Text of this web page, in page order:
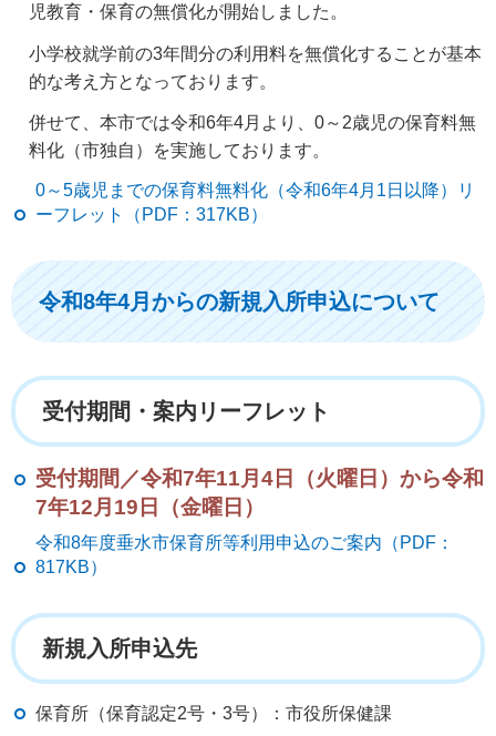
児教育・保育の無償化が開始しました。
小学校就学前の3年間分の利用料を無償化することが基本
的な考え方となっております。
併せて、本市では令和6年4月より、0～2歳児の保育料無
料化（市独自）を実施しております。
0～5歳児までの保育料無料化（令和6年4月1日以降）リ
ーフレット（PDF：317KB）
令和8年4月からの新規入所申込について
受付期間・案内リーフレット
受付期間／令和7年11月4日（火曜日）から令和
7年12月19日（金曜日）
令和8年度垂水市保育所等利用申込のご案内（PDF：
817KB）
新規入所申込先
保育所（保育認定2号・3号）：市役所保健課